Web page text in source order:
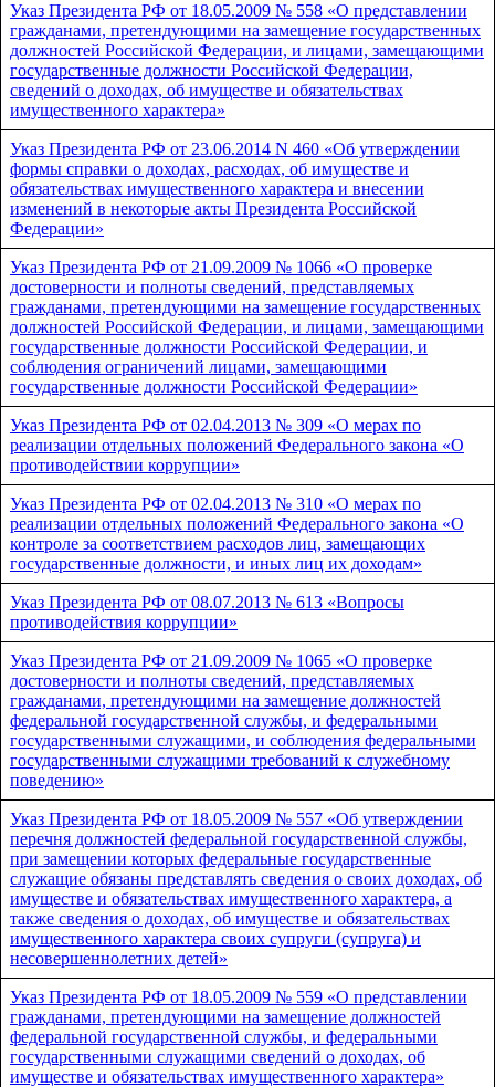
Указ Президента РФ от 18.05.2009 № 558 «О представлении
гражданами, претендующими на замещение государственных
должностей Российской Федерации, и лицами, замещающими
государственные должности Российской Федерации,
сведений о доходах, об имуществе и обязательствах
имущественного характера»
Указ Президента РФ от 23.06.2014 N 460 «Об утверждении
формы справки о доходах, расходах, об имуществе и
обязательствах имущественного характера и внесении
изменений в некоторые акты Президента Российской
Федерации»
Указ Президента РФ от 21.09.2009 № 1066 «О проверке
достоверности и полноты сведений, представляемых
гражданами, претендующими на замещение государственных
должностей Российской Федерации, и лицами, замещающими
государственные должности Российской Федерации, и
соблюдения ограничений лицами, замещающими
государственные должности Российской Федерации»
Указ Президента РФ от 02.04.2013 № 309 «О мерах по
реализации отдельных положений Федерального закона «О
противодействии коррупции»
Указ Президента РФ от 02.04.2013 № 310 «О мерах по
реализации отдельных положений Федерального закона «О
контроле за соответствием расходов лиц, замещающих
государственные должности, и иных лиц их доходам»
Указ Президента РФ от 08.07.2013 № 613 «Вопросы
противодействия коррупции»
Указ Президента РФ от 21.09.2009 № 1065 «О проверке
достоверности и полноты сведений, представляемых
гражданами, претендующими на замещение должностей
федеральной государственной службы, и федеральными
государственными служащими, и соблюдения федеральными
государственными служащими требований к служебному
поведению»
Указ Президента РФ от 18.05.2009 № 557 «Об утверждении
перечня должностей федеральной государственной службы,
при замещении которых федеральные государственные
служащие обязаны представлять сведения о своих доходах, об
имуществе и обязательствах имущественного характера, а
также сведения о доходах, об имуществе и обязательствах
имущественного характера своих супруги (супруга) и
несовершеннолетних детей»
Указ Президента РФ от 18.05.2009 № 559 «О представлении
гражданами, претендующими на замещение должностей
федеральной государственной службы, и федеральными
государственными служащими сведений о доходах, об
имуществе и обязательствах имущественного характера»